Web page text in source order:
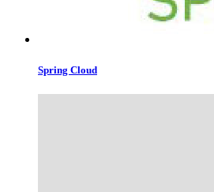
Spring Cloud